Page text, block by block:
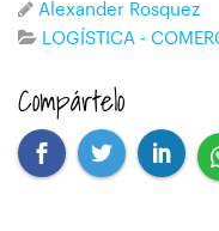
Alexander Rosquez
LOGÍSTICA -
Compártelo